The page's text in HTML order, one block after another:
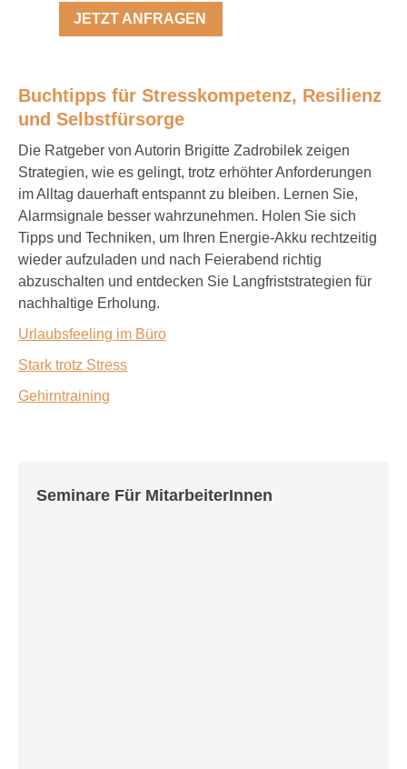
JETZT ANFRAGEN
Buchtipps für Stresskompetenz, Resilienz
und Selbstfürsorge
Die Ratgeber von Autorin Brigitte Zadrobilek zeigen
Strategien, wie es gelingt, trotz erhöhter Anforderungen
im Alltag dauerhaft entspannt zu bleiben. Lernen Sie,
Alarmsignale besser wahrzunehmen. Holen Sie sich
Tipps und Techniken, um Ihren Energie-Akku rechtzeitig
wieder aufzuladen und nach Feierabend richtig
abzuschalten und entdecken Sie Langfriststrategien für
nachhaltige Erholung.
Urlaubsfeeling im Büro
Stark trotz Stress
Gehirntraining
Seminare Für MitarbeiterInnen